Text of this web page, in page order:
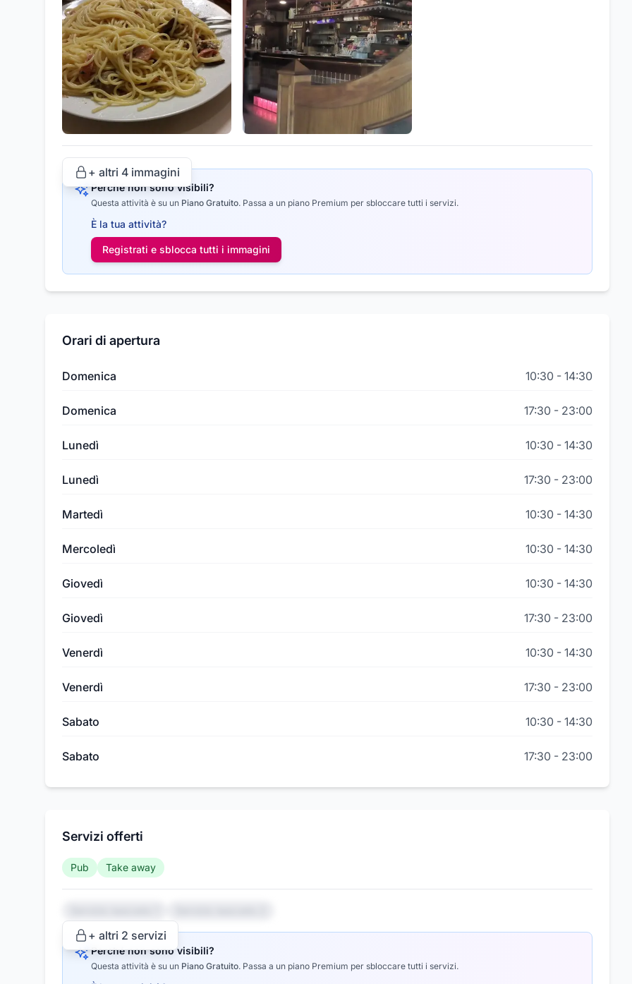
+ altri 4 immagini
Perché non sono visibili?
Questa attività è su un Piano Gratuito. Passa a un piano Premium per sbloccare tutti i servizi.
È la tua attività?
Registrati e sblocca tutti i immagini
Orari di apertura
Domenica 10:30 - 14:30
Domenica 17:30 - 23:00
Lunedì 10:30 - 14:30
Lunedì 17:30 - 23:00
Martedì 10:30 - 14:30
Mercoledì 10:30 - 14:30
Giovedì 10:30 - 14:30
Giovedì 17:30 - 23:00
Venerdì 10:30 - 14:30
Venerdì 17:30 - 23:00
Sabato 10:30 - 14:30
Sabato 17:30 - 23:00
Servizi offerti
Pub Take away
+ altri 2 servizi
Perché non sono visibili?
Questa attività è su un Piano Gratuito. Passa a un piano Premium per sbloccare tutti i servizi.